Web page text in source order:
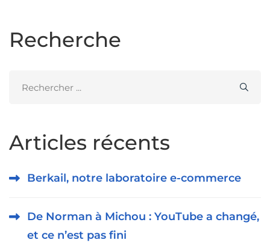
Recherche
Articles récents
Berkail, notre laboratoire e-commerce
De Norman à Michou : YouTube a changé,
et ce n’est pas fini